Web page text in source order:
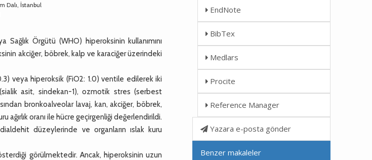
Dalı, İstanbul
Örgütü (WHO) hiperoksinin kullanımını
akciğer, böbrek, kalp ve karaciğer üzerindeki
veya hiperoksik (FiO2: 1.0) ventile edilerek iki
asit, sindekan-1), ozmotik stres (serbest
bronkoalveolar lavaj, kan, akciğer, böbrek,
ağırlık oranı ile hücre geçirgenliği değerlendirildi.
düzeylerinde ve organların ıslak kuru
görülmektedir. Ancak, hiperoksinin uzun
EndNote
BibTex
Medlars
Procite
Reference Manager
Yazara e-posta gönder
Benzer makaleler